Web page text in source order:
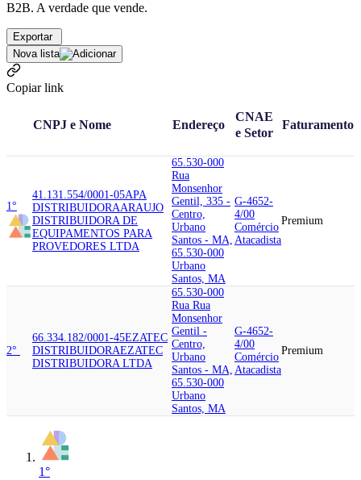
B2B. A verdade que vende.
Exportar
Nova lista
Copiar link
CNPJ e Nome Endereço
CNAE
e Setor
Faturamento
1°
41.131.554/0001-05APA
DISTRIBUIDORAARAUJO
DISTRIBUIDORA DE
EQUIPAMENTOS PARA
PROVEDORES LTDA
65.530-000
Rua
Monsenhor
Gentil, 335 -
Centro,
Urbano
Santos - MA,
65.530-000
Urbano
Santos, MA
G-4652-
4/00
Comércio
Atacadista
Premium
2°
66.334.182/0001-45EZATEC
DISTRIBUIDORAEZATEC
DISTRIBUIDORA LTDA
65.530-000
Rua Rua
Monsenhor
Gentil -
Centro,
Urbano
Santos - MA,
65.530-000
Urbano
Santos, MA
G-4652-
4/00
Comércio
Atacadista
Premium
1°